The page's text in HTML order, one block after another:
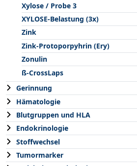
Xylose / Probe 3
XYLOSE-Belastung (3x)
Zink
Zink-Protoporpyhrin (Ery)
Zonulin
ß-CrossLaps
Gerinnung
Hämatologie
Blutgruppen und HLA
Endokrinologie
Stoffwechsel
Tumormarker